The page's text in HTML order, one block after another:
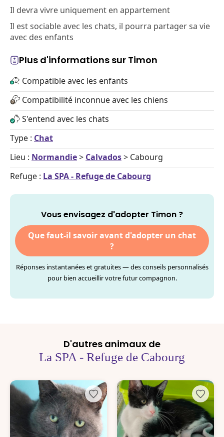
Il devra vivre uniquement en appartement
Il est sociable avec les chats, il pourra partager sa vie
avec des enfants
Plus d'informations sur Timon
Compatible avec les enfants
Compatibilité inconnue avec les chiens
S'entend avec les chats
Type : Chat
Lieu : Normandie> Calvados> Cabourg
Refuge : La SPA - Refuge de Cabourg
Vous envisagez d'adopter Timon ?
Que faut-il savoir avant d'adopter un chat
?
Réponses instantanées et gratuites — des conseils personnalisés
pour bien accueillir votre futur compagnon.
D'autres animaux de
La SPA - Refuge de Cabourg